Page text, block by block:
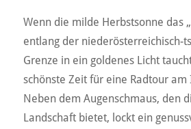
Wenn die milde Herbstsonne das
entlang der niederösterreichisch-
Grenze in ein goldenes Licht
schönste Zeit für eine Radtour am
Neben dem Augenschmaus, den
Landschaft bietet, lockt ein